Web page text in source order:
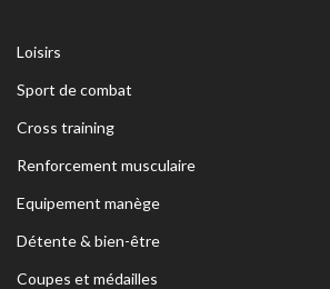
Loisirs
Sport de combat
Cross training
Renforcement musculaire
Equipement manège
Détente & bien-être
Coupes et médailles